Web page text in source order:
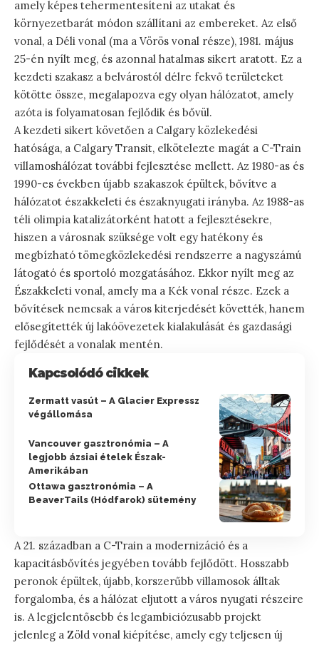
amely képes tehermentesíteni az utakat és
környezetbarát módon szállítani az embereket. Az első
vonal, a Déli vonal (ma a Vörös vonal része), 1981. május
25-én nyílt meg, és azonnal hatalmas sikert aratott. Ez a
kezdeti szakasz a belvárostól délre fekvő területeket
kötötte össze, megalapozva egy olyan hálózatot, amely
azóta is folyamatosan fejlődik és bővül.
A kezdeti sikert követően a Calgary közlekedési
hatósága, a Calgary Transit, elkötelezte magát a C-Train
villamoshálózat további fejlesztése mellett. Az 1980-as és
1990-es években újabb szakaszok épültek, bővítve a
hálózatot északkeleti és északnyugati irányba. Az 1988-as
téli olimpia katalizátorként hatott a fejlesztésekre,
hiszen a városnak szüksége volt egy hatékony és
megbízható tömegközlekedési rendszerre a nagyszámú
látogató és sportoló mozgatásához. Ekkor nyílt meg az
Északkeleti vonal, amely ma a Kék vonal része. Ezek a
bővítések nemcsak a város kiterjedését követték, hanem
elősegítették új lakóövezetek kialakulását és gazdasági
fejlődését a vonalak mentén.
Kapcsolódó cikkek
Zermatt vasút – A Glacier Expressz
végállomása
Vancouver gasztronómia – A
legjobb ázsiai ételek Észak-
Amerikában
Ottawa gasztronómia – A
BeaverTails (Hódfarok) sütemény
A 21. században a C-Train a modernizáció és a
kapacitásbővítés jegyében tovább fejlődött. Hosszabb
peronok épültek, újabb, korszerűbb villamosok álltak
forgalomba, és a hálózat eljutott a város nyugati részeire
is. A legjelentősebb és legambiciózusabb projekt
jelenleg a Zöld vonal kiépítése, amely egy teljesen új